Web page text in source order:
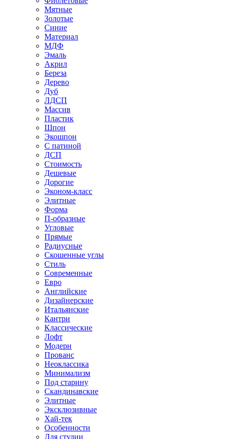
Мятные
Золотые
Синие
Материал
МДФ
Эмаль
Акрил
Береза
Дерево
Дуб
ЛДСП
Массив
Пластик
Шпон
Экошпон
С патиной
ДСП
Стоимость
Дешевые
Дорогие
Эконом-класс
Элитные
Форма
П-образные
Угловые
Прямые
Радиусные
Скошенные углы
Стиль
Современные
Евро
Английские
Дизайнерские
Итальянские
Кантри
Классические
Лофт
Модерн
Прованс
Неоклассика
Минимализм
Под старину
Скандинавские
Элитные
Эксклюзивные
Хай-тек
Особенности
Для студии